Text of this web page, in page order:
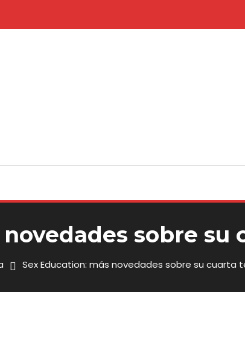
sobre su
Sex Education: más novedades sobre su cuarta